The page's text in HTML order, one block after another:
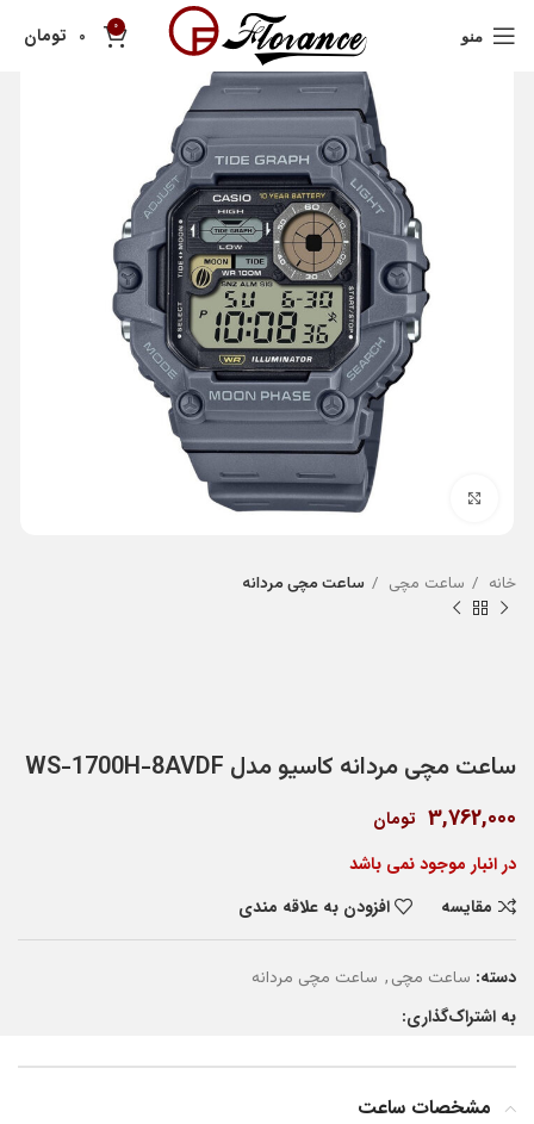
منو 0
0 تومان
بزرگنمایی تصویر
خانه ساعت مچی ساعت مچی مردانه
ساعت مچی مردانه کاسیو مدل WS-1700H-8AVDF
3,762,000 تومان
در انبار موجود نمی باشد
مقایسه
افزودن به علاقه مندی
دسته: ساعت مچی, ساعت مچی مردانه
به اشتراک‌گذاری:
مشخصات ساعت